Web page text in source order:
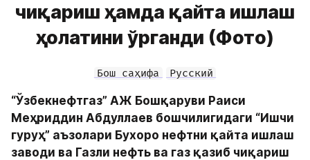
чиқариш ҳамда қайта ишлаш
ҳолатини ўрганди (Фото)
Бош саҳифа Русский
“Ўзбекнефтгаз” АЖ Бошқаруви Раиси
Меҳриддин Абдуллаев бошчилигидаги “Ишчи
гуруҳ” аъзолари Бухоро нефтни қайта ишлаш
заводи ва Газли нефть ва газ қазиб чиқариш